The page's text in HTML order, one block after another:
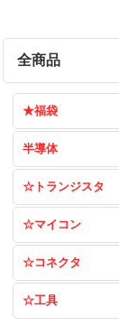
全商品
★福袋
半導体
☆トランジスタ
☆マイコン
☆コネクタ
☆工具